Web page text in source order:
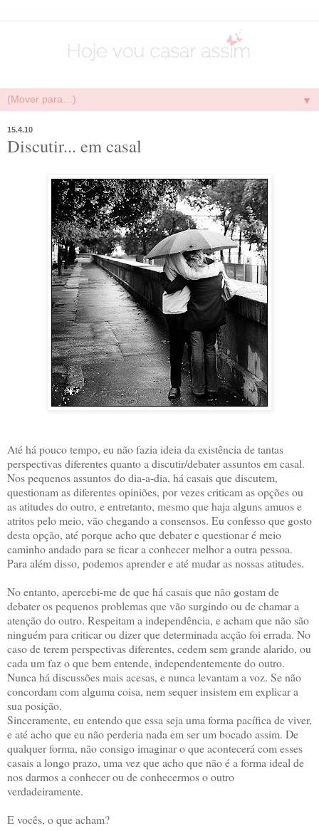
▼
15.4.10
Discutir... em casal
Até há pouco tempo, eu não fazia ideia da existência de tantas
perspectivas diferentes quanto a discutir/debater assuntos em casal.
Nos pequenos assuntos do dia-a-dia, há casais que discutem,
questionam as diferentes opiniões, por vezes criticam as opções ou
as atitudes do outro, e entretanto, mesmo que haja alguns amuos e
atritos pelo meio, vão chegando a consensos. Eu confesso que gosto
desta opção, até porque acho que debater e questionar é meio
caminho andado para se ficar a conhecer melhor a outra pessoa.
Para além disso, podemos aprender e até mudar as nossas atitudes.
No entanto, apercebi-me de que há casais que não gostam de
debater os pequenos problemas que vão surgindo ou de chamar a
atenção do outro. Respeitam a independência, e acham que não são
ninguém para criticar ou dizer que determinada acção foi errada. No
caso de terem perspectivas diferentes, cedem sem grande alarido, ou
cada um faz o que bem entende, independentemente do outro.
Nunca há discussões mais acesas, e nunca levantam a voz. Se não
concordam com alguma coisa, nem sequer insistem em explicar a
sua posição.
Sinceramente, eu entendo que essa seja uma forma pacífica de viver,
e até acho que eu não perderia nada em ser um bocado assim. De
qualquer forma, não consigo imaginar o que acontecerá com esses
casais a longo prazo, uma vez que acho que não é a forma ideal de
nos darmos a conhecer ou de conhecermos o outro
verdadeiramente.
E vocês, o que acham?